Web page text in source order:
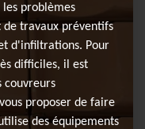
problèmes
travaux préventifs
d'infiltrations. Pour
difficiles, il est
couvreurs
proposer de faire
des équipements